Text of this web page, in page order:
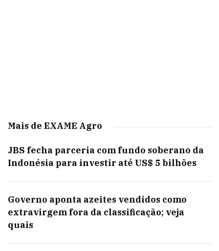
Mais de EXAME Agro
JBS fecha parceria com fundo soberano da
Indonésia para investir até US$ 5 bilhões
Governo aponta azeites vendidos como
extravirgem fora da classificação; veja
quais